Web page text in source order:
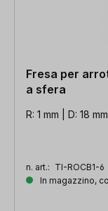
Fresa per
a sfera
R: 1 mm | D: 18
n. art.: TI-ROCB1-6
In magazzino,